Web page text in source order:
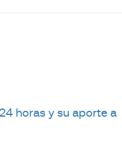
horas y su aporte a